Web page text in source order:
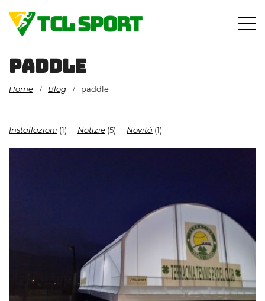
contenuto
paddle
Home / Blog / paddle
Installazioni (1) Notizie (5) Novità (1)